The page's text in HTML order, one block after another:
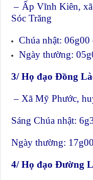
– Ấp Vĩnh Kiên,
Sóc Trăng
Chúa nhật: 06g00
Ngày thường:
3/ Họ đạo Đồng
– Xã Mỹ Phước,
Sáng Chúa nhật:
Ngày thường: 17g00
4/ Họ đạo Đường